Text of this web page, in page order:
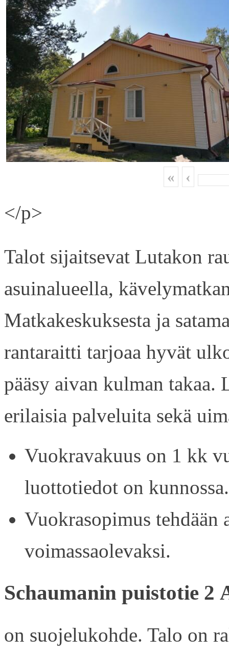
« ‹
</p>
Talot sijaitsevat Lutakon
asuinalueella,
Matkakeskuksesta ja
rantaraitti tarjoaa hyvät
pääsy aivan kulman
erilaisia palveluita sekä
Vuokravakuus on 1 kk
luottotiedot on kunnossa.
Vuokrasopimus tehdään
voimassaolevaksi.
Schaumanin puistotie 2
on suojelukohde. Talo on